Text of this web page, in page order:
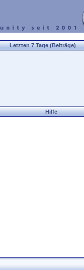
Letzten 7 Tage (Beiträge)
Hilfe